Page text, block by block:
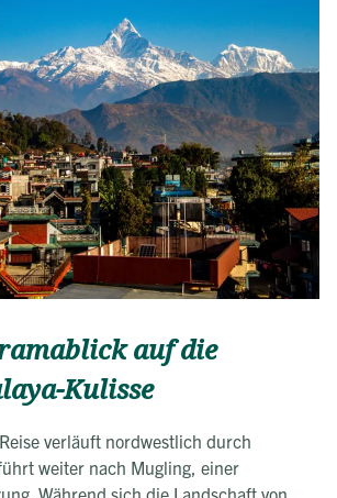
auf die
Kulisse
verläuft nordwestlich durch
weiter nach Mugling, einer
Während sich die Landschaft von